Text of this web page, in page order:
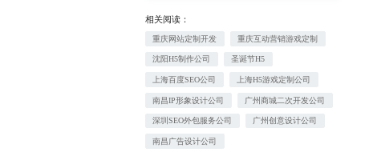
相关阅读：
重庆网站定制开发 重庆互动营销游戏定制
沈阳H5制作公司 圣诞节H5
上海百度SEO公司 上海H5游戏定制公司
南昌IP形象设计公司 广州商城二次开发公司
深圳SEO外包服务公司 广州创意设计公司
南昌广告设计公司